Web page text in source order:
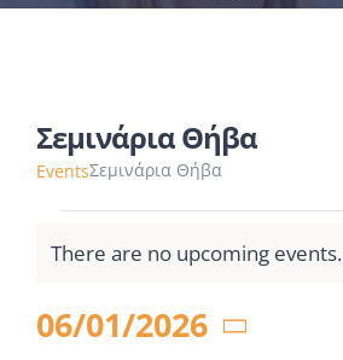
Σεμινάρια Θήβα
EventsΣεμινάρια Θήβα
Events
Notice
There are no upcoming events.
06/01/2026